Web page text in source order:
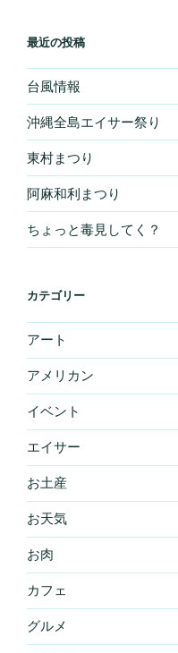
最近の投稿
台風情報
沖縄全島エイサー祭り
東村まつり
阿麻和利まつり
ちょっと毒見してく？
カテゴリー
アート
アメリカン
イベント
エイサー
お土産
お天気
お肉
カフェ
グルメ